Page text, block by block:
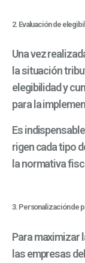
2. Evaluación de
Una vez
la situación
elegibilidad y
para la
Es
rigen cada tipo
la normativa
3. Personalización de
Para maximizar
las empresas